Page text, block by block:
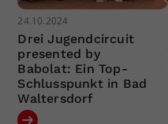
24.10.2024
Drei Jugendcircuit
presented by
Babolat: Ein Top-
Schlusspunkt in Bad
Waltersdorf